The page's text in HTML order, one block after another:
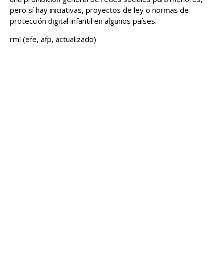
pero sí hay iniciativas, proyectos de ley o normas de
protección digital infantil en algunos países.
rml (efe, afp, actualizado)